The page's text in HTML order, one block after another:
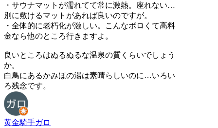
・サウナマットが濡れてて常に激熱。座れない…
別に敷けるマットがあれば良いのですが。
・全体的に老朽化が激しい。こんなボロくて高料
金なら他のところ行きますよ。
良いところはぬるぬるな温泉の質くらいでしょう
か。
白鳥にあるかみほの湯は素晴らしいのに…いろい
ろ残念です。
黄金騎手ガロ